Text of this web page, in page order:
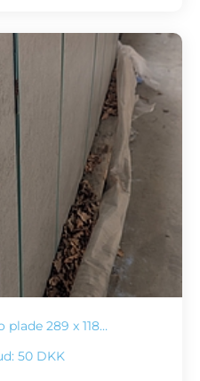
plade 289 x 118…
50 DKK